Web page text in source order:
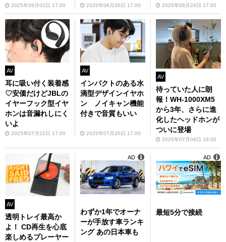
代）がお買い得
2025年09月02日 17:00 2025年08月30日 17:00 2025年08月24日 17:00
AV
耳に吸い付く装着感
♡安価だけどJBLの
イヤーフック型イヤ
ホンは音漏れしにく
いよ
2025年07月22日 17:00
AV
インパクトのある水
滴型デザインイヤホ
ン ノイキャン機能
付きで音質もいい
2025年07月20日 17:00
AV
待っていた人に朗
報！WH-1000XM5
から3年、さらに進
化したヘッドホンが
ついに登場
2025年07月08日 18:00
AV
透明トレイ最高か
よ！ CD再生を心底
楽しめるプレーヤー
わずか1年でオーナ
ーが手放す車ランキ
ング あの日本車も
AD
最短5分で接続
AD